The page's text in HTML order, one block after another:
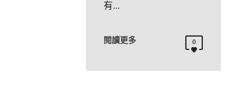
有...
閱讀更多 0